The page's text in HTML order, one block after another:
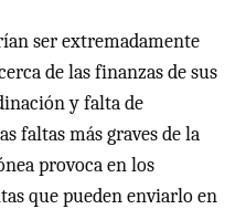
ser extremadamente
de las finanzas de sus
y falta de
faltas más graves de la
provoca en los
que pueden enviarlo en